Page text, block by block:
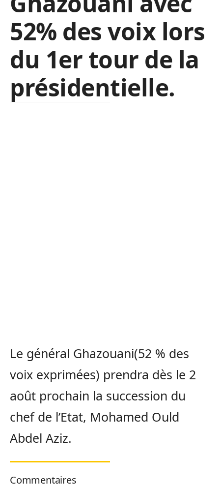
52% des voix lors
du 1er tour de la
présidentielle.
Le général Ghazouani(52 % des
voix exprimées) prendra dès le 2
août prochain la succession du
chef de l’Etat, Mohamed Ould
Abdel Aziz.
Commentaires